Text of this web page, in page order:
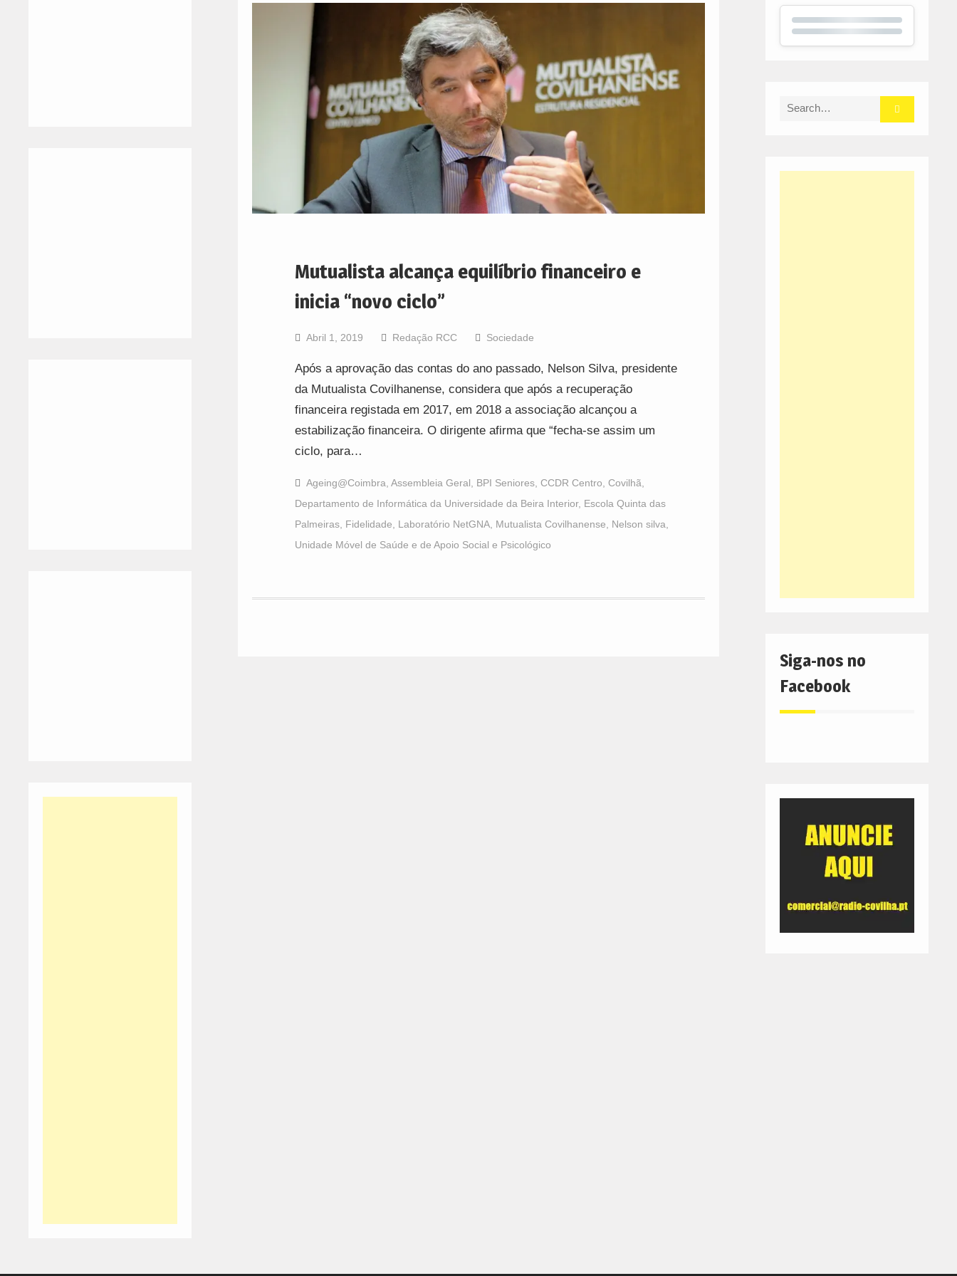
Mutualista alcança equilíbrio financeiro e
inicia “novo ciclo”
Abril 1, 2019 Redação RCC Sociedade
Após a aprovação das contas do ano passado, Nelson Silva, presidente
da Mutualista Covilhanense, considera que após a recuperação
financeira registada em 2017, em 2018 a associação alcançou a
estabilização financeira. O dirigente afirma que “fecha-se assim um
ciclo, para…
Ageing@Coimbra, Assembleia Geral, BPI Seniores, CCDR Centro, Covilhã,
Departamento de Informática da Universidade da Beira Interior, Escola Quinta das
Palmeiras, Fidelidade, Laboratório NetGNA, Mutualista Covilhanense, Nelson silva,
Unidade Móvel de Saúde e de Apoio Social e Psicológico
Search
Siga-nos no
Facebook